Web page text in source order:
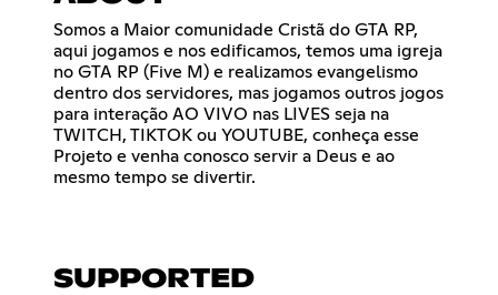
Somos a Maior comunidade Cristã do GTA RP,
aqui jogamos e nos edificamos, temos uma igreja
no GTA RP (Five M) e realizamos evangelismo
dentro dos servidores, mas jogamos outros jogos
para interação AO VIVO nas LIVES seja na
TWITCH, TIKTOK ou YOUTUBE, conheça esse
Projeto e venha conosco servir a Deus e ao
mesmo tempo se divertir.
SUPPORTED